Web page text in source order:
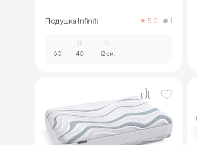
Подушка Infiniti 5.0 1
60 -
Д.
40 -
В.
12 см.
1